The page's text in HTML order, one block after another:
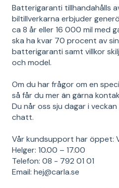
Batterigaranti tillhandahålls
biltillverkarna erbjuder
ca 8 år eller 16 000 mil med
ska ha kvar 70 procent av
batterigaranti samt villkor
och model.
Om du har frågor om en
så får du mer än gärna
Du når oss sju dagar i
chatt.
Vår kundsupport har öppet:
Helger: 10.00 – 17.00
Telefon: 08 - 792 01 01
Email: hej@carla.se